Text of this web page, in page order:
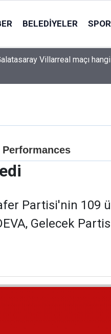
BELEDIYELER SPOR
Villarreal maçı hangi
Partisi'nin 109
Gelecek